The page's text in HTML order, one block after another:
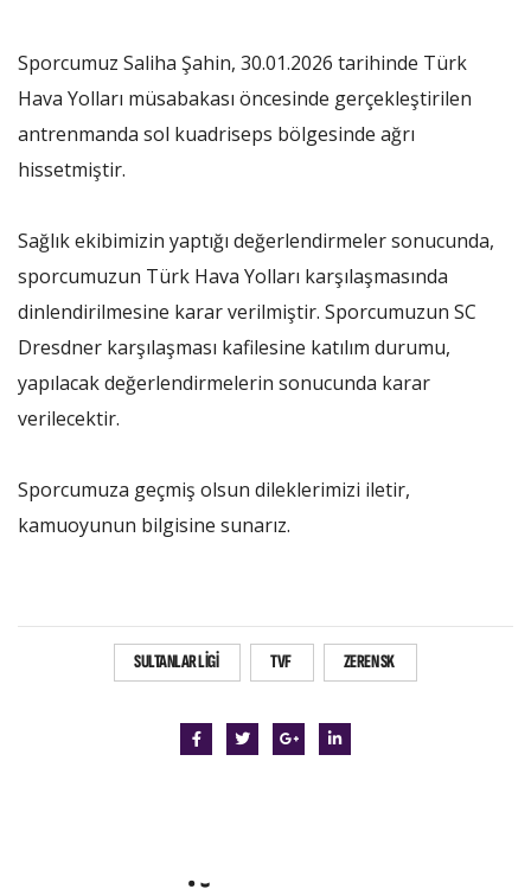
Sporcumuz Saliha Şahin, 30.01.2026 tarihinde Türk
Hava Yolları müsabakası öncesinde gerçekleştirilen
antrenmanda sol kuadriseps bölgesinde ağrı
hissetmiştir.
Sağlık ekibimizin yaptığı değerlendirmeler sonucunda,
sporcumuzun Türk Hava Yolları karşılaşmasında
dinlendirilmesine karar verilmiştir. Sporcumuzun SC
Dresdner karşılaşması kafilesine katılım durumu,
yapılacak değerlendirmelerin sonucunda karar
verilecektir.
Sporcumuza geçmiş olsun dileklerimizi iletir,
kamuoyunun bilgisine sunarız.
SULTANLAR LIGI TVF ZEREN SK